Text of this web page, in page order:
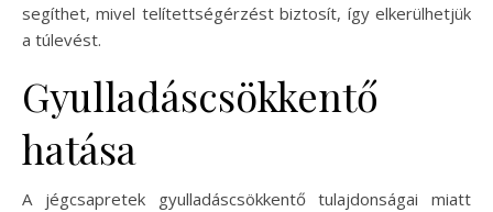
segíthet, mivel telítettségérzést biztosít, így elkerülhetjük
a túlevést.
Gyulladáscsökkentő
hatása
A jégcsapretek gyulladáscsökkentő tulajdonságai miatt